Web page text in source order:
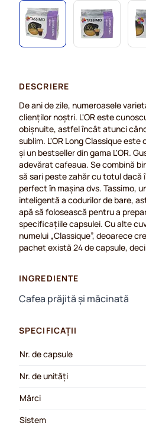
DESCRIERE
De ani de zile, numeroasele
clienților noștri. L'OR este
obișnuite, astfel încât atunci
sublim. L'OR Long Classique
și un bestseller din gama L'OR.
adevărat cafeaua. Se combină
să sari peste zahăr cu totul dacă
perfect în mașina dvs. Tassimo,
inteligentă a codurilor de bare,
apă să folosească pentru a
specificațiile capsulei. Cu alte
numelui „Classique”, deoarece
pachet există 24 de capsule,
INGREDIENTE
Cafea prăjită și măcinată
SPECIFICAȚII
Nr. de capsule
Nr. de unități
Mărci
Sistem